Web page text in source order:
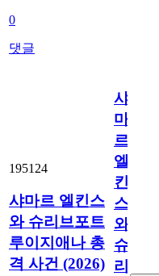
0
댓글
195124
샤마르 엘킨스
와 슈리브포트
루이지애나 총
격 사건 (2026)
샤
마
르
엘
킨
스
와
슈
리